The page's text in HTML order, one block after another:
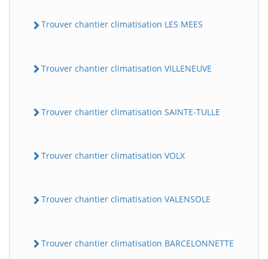
Trouver chantier climatisation LES MEES
Trouver chantier climatisation VILLENEUVE
Trouver chantier climatisation SAINTE-TULLE
Trouver chantier climatisation VOLX
Trouver chantier climatisation VALENSOLE
Trouver chantier climatisation BARCELONNETTE